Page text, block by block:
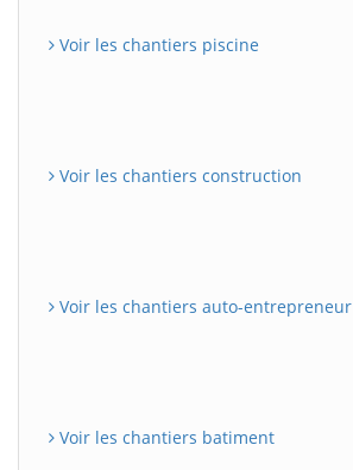
Voir les chantiers piscine
Voir les chantiers construction
Voir les chantiers auto-entrepreneur
Voir les chantiers batiment